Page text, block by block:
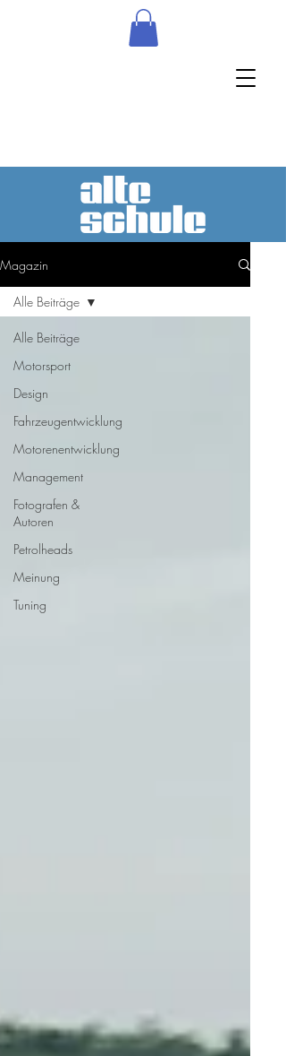
Magazin
Alle Beiträge
Motorsport
Design
Fahrzeugentwicklung
Motorenentwicklung
Management
Fotografen &
Autoren
Petrolheads
Meinung
Tuning
Alle Beiträge